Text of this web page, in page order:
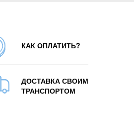
КАК ОПЛАТИТЬ?
ДОСТАВКА СВОИМ
ТРАНСПОРТОМ